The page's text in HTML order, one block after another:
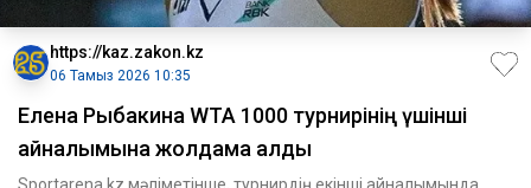
https://kaz.zakon.kz
06 Тамыз 2026 10:35
Елена Рыбакина WTA 1000 турнирінің үшінші
айналымына жолдама алды
Sportarena.kz мәліметінше, турнирдің екінші айналымында